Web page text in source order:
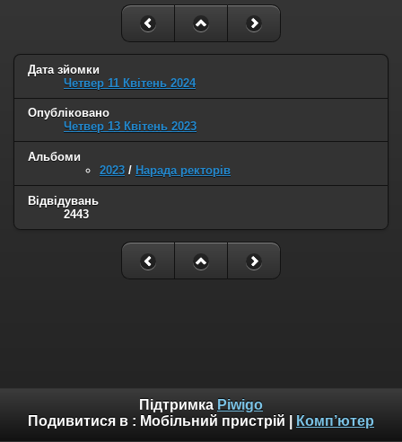
Дата зйомки
Четвер 11 Квітень 2024
Опубліковано
Четвер 13 Квітень 2023
Альбоми
2023 / Нарада ректорів
Відвідувань
2443
Підтримка Piwigo
Подивитися в : Мобільний пристрій Комп’ютер